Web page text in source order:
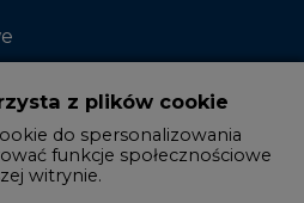
z plików cookie
do spersonalizowania
funkcje społecznościowe
witrynie.